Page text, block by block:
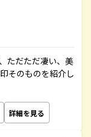
ただただ凄い、美
そのものを紹介し
詳細を見る